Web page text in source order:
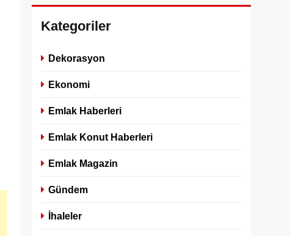
Kategoriler
Dekorasyon
Ekonomi
Emlak Haberleri
Emlak Konut Haberleri
Emlak Magazin
Gündem
İhaleler